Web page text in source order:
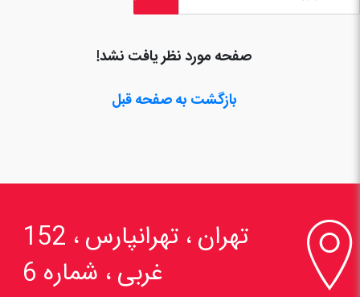
صفحه مورد نظر یافت نشد!
بازگشت به صفحه قبل

تهران ، تهرانپارس ، 152
غربی ، شماره 6